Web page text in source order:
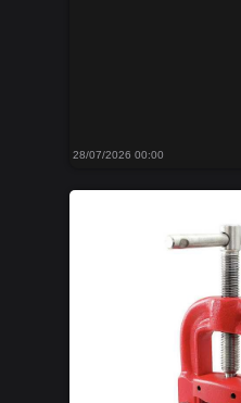
28/07/2026 00:00